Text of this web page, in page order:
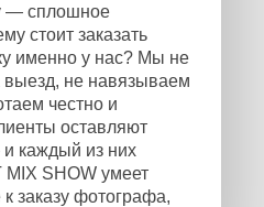
— сплошное
стоит заказать
именно у нас? Мы не
не навязываем
честно и
оставляют
каждый из них
MIX SHOW умеет
заказу фотографа,